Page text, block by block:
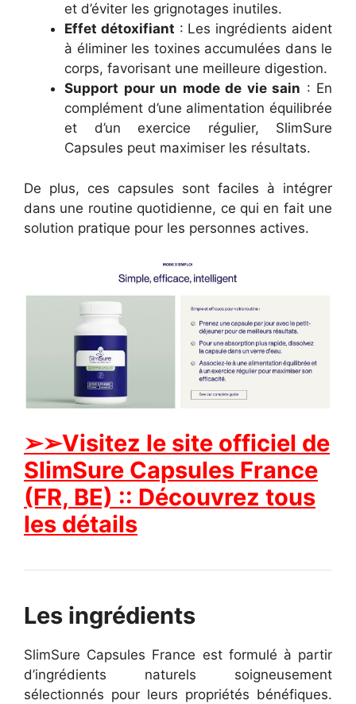
et d’éviter les grignotages inutiles.
Effet détoxifiant : Les ingrédients aident
à éliminer les toxines accumulées dans le
corps, favorisant une meilleure digestion.
Support pour un mode de vie sain : En
complément d’une alimentation équilibrée
et d’un exercice régulier, SlimSure
Capsules peut maximiser les résultats.
De plus, ces capsules sont faciles à intégrer
dans une routine quotidienne, ce qui en fait une
solution pratique pour les personnes actives.
➢➢Visitez le site officiel de
SlimSure Capsules France
(FR, BE) :: Découvrez tous
les détails
Les ingrédients
SlimSure Capsules France est formulé à partir
d’ingrédients naturels soigneusement
sélectionnés pour leurs propriétés bénéfiques.